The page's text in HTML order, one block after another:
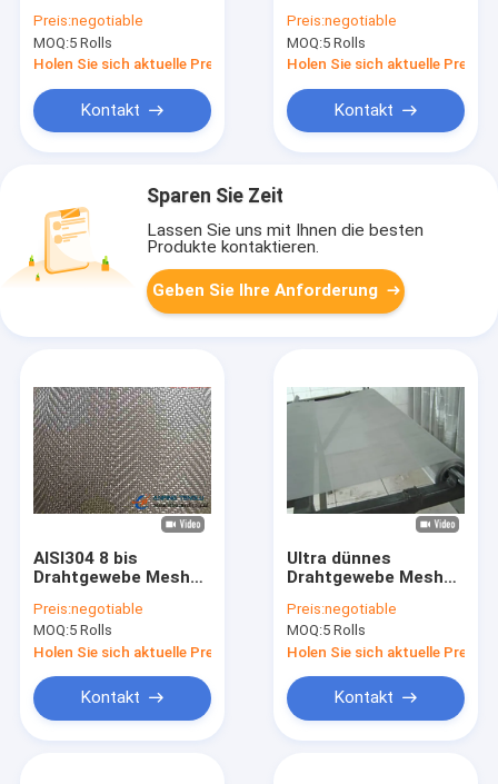
Resistant
Preis:negotiable
MOQ:5 Rolls
Holen Sie sich aktuelle Preis
Kontakt
SS
Preis:negotiable
MOQ:5 Rolls
Holen Sie sich aktuelle Preis
Kontakt
Sparen Sie Zeit
Lassen Sie uns mit Ihnen die besten
Produkte kontaktieren.
Geben Sie Ihre Anforderung
AISI304 8 bis
Drahtgewebe Mesh
des Edelstahl-100
Preis:negotiable
MOQ:5 Rolls
Holen Sie sich aktuelle Preis
Kontakt
Ultra dünnes
Drahtgewebe Mesh
304L SS
Preis:negotiable
MOQ:5 Rolls
Holen Sie sich aktuelle Preis
Kontakt